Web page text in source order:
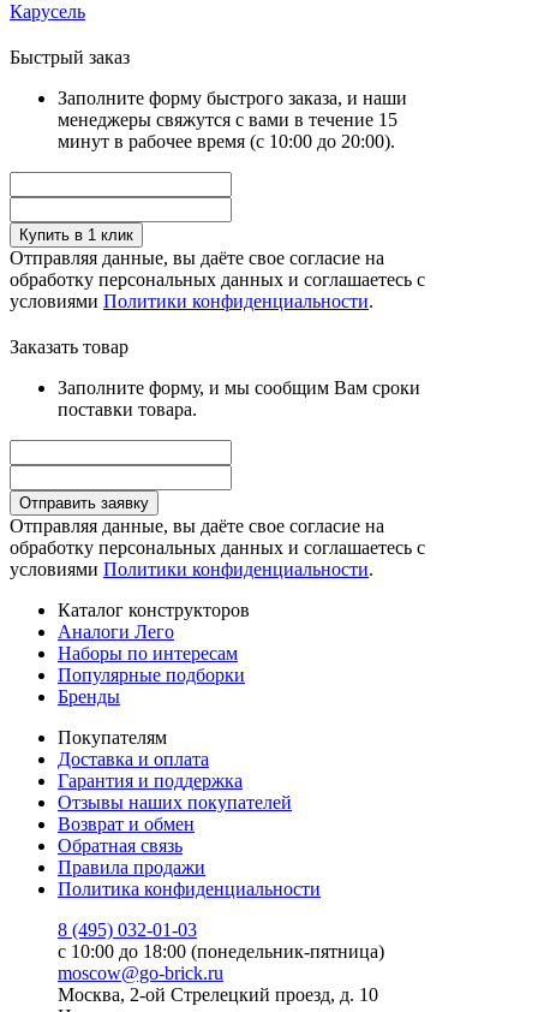
Карусель
Быстрый заказ
Заполните форму быстрого заказа, и наши
менеджеры свяжутся с вами в течение 15
минут в рабочее время (с 10:00 до 20:00).
Купить в 1 клик
Отправляя данные, вы даёте свое согласие на
обработку персональных данных и соглашаетесь с
условиями Политики конфиденциальности.
Заказать товар
Заполните форму, и мы сообщим Вам сроки
поставки товара.
Отправить заявку
Отправляя данные, вы даёте свое согласие на
обработку персональных данных и соглашаетесь с
условиями Политики конфиденциальности.
Каталог конструкторов
Аналоги Лего
Наборы по интересам
Популярные подборки
Бренды
Покупателям
Доставка и оплата
Гарантия и поддержка
Отзывы наших покупателей
Возврат и обмен
Обратная связь
Правила продажи
Политика конфиденциальности
8 (495) 032-01-03
с 10:00 до 18:00 (понедельник-пятница)
moscow@go-brick.ru
Москва, 2-ой Стрелецкий проезд, д. 10